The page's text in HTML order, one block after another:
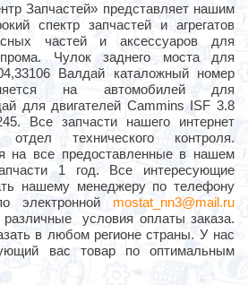
Запчастей» представляет нашим
спектр запчастей и агрегатов
частей и аксессуаров для
прома. Чулок заднего моста для
Валдай каталожный номер
на автомобилей для
для двигателей Cammins ISF 3.8
Все запчасти нашего интернет
отдел технического контроля.
на все предоставленные в нашем
1 год. Все интересующие
нашему менеджеру по телефону
электронной mostat_nn3@mail.ru
различные условия оплаты заказа.
в любом регионе страны. У нас
вас товар по оптимальным